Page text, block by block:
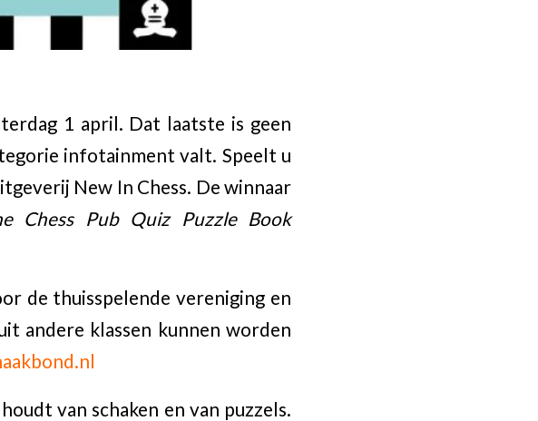
1 april. Dat laatste is geen
infotainment valt. Speelt u
New In Chess. De winnaar
Chess Pub Quiz Puzzle Book
de thuisspelende vereniging en
andere klassen kunnen worden
van schaken en van puzzels.